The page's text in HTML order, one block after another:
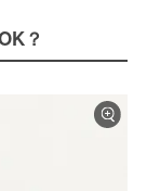
？